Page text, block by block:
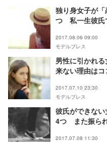
独り身女子が
つ 私一生彼氏
2017.08.06 09:00
モデルプレス
男性に引かれ
来ない理由はコ
2017.07.10 23:30
モデルプレス
彼氏ができな
4つ また振ら
2017.07.08 11:30